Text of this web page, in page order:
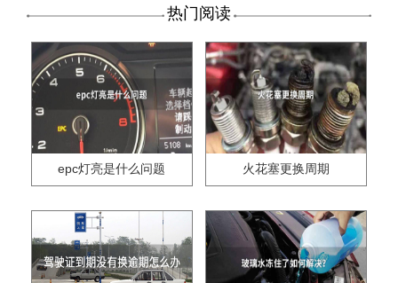
热门阅读
epc灯亮是什么问题 火花塞更换周期